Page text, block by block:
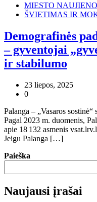
MIESTO
ŠVIETIMAS IR
Demografinės
– gyventojai
ir stabilumo
23 liepos, 2025
0
Palanga – „Vasaros
Pagal 2023 m. duomenis,
apie 18 132 asmenis
Jeigu Palanga […]
Paieška
Naujausi įrašai